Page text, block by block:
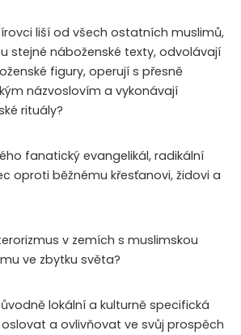
liší od všech ostatních muslimů,
stejné náboženské texty, odvolávají
figury, operují s přesně
názvoslovím a vykonávají
rituály?
fanatický evangelikál, radikální
oproti běžnému křesťanovi, židovi a
v zemích s muslimskou
ve zbytku světa?
lokální a kulturně specifická
a ovlivňovat ve svůj prospěch